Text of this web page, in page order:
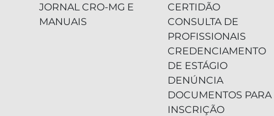
JORNAL CRO-MG E
MANUAIS
CERTIDÃO
CONSULTA DE
PROFISSIONAIS
CREDENCIAMENTO
DE ESTÁGIO
DENÚNCIA
DOCUMENTOS PARA
INSCRIÇÃO